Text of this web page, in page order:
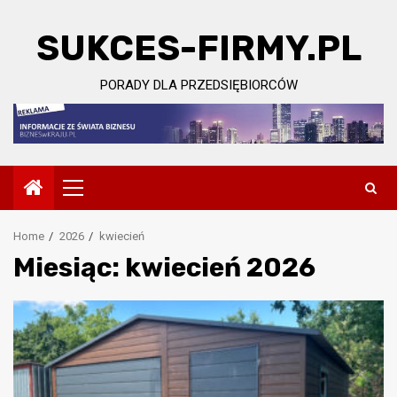
contentSUKCES-FIRMY.PL
PORADY DLA PRZEDSIĘBIORCÓW
Primary
Menu
Home 2026 kwiecień
Miesiąc: kwiecień 2026